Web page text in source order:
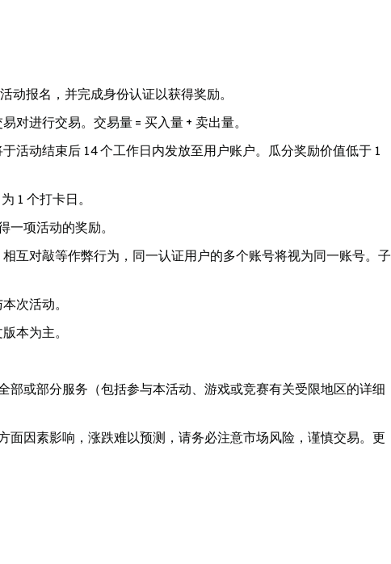
动报名，并完成身份认证以获得奖励。
对进行交易。交易量 = 买入量 + 卖出量。
活动结束后 14 个工作日内发放至用户账户。瓜分奖励价值低于 1
1 个打卡日。
一项活动的奖励。
互对敲等作弊行为，同一认证用户的多个账号将视为同一账号。子
次活动。
本为主。
部或部分服务（包括参与本活动、游戏或竞赛有关受限地区的详细
面因素影响，涨跌难以预测，请务必注意市场风险，谨慎交易。更